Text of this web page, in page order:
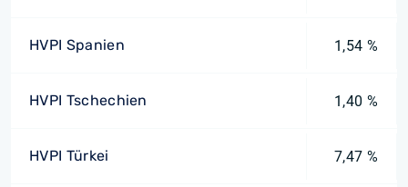
HVPI Spanien 1,54 %
HVPI Tschechien 1,40 %
HVPI Türkei 7,47 %